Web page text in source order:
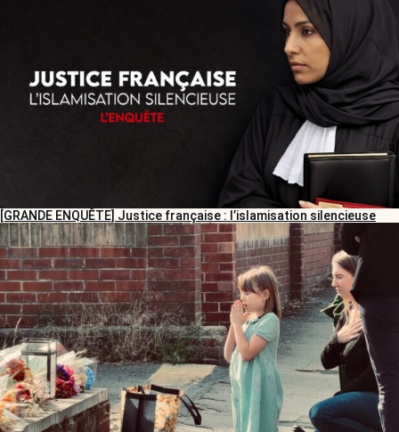
[GRANDE ENQUÊTE] Justice française : l’islamisation silencieuse